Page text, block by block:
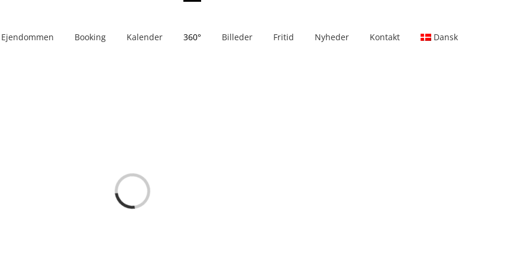
Ejendommen Booking Kalender 360° Billeder Fritid Nyheder Kontakt Dansk
Loading...